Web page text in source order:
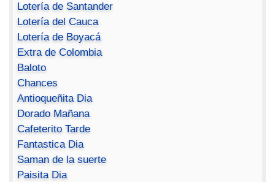
Lotería de Santander
Lotería del Cauca
Lotería de Boyacá
Extra de Colombia
Baloto
Chances
Antioqueñita Dia
Dorado Mañana
Cafeterito Tarde
Fantastica Dia
Saman de la suerte
Paisita Dia